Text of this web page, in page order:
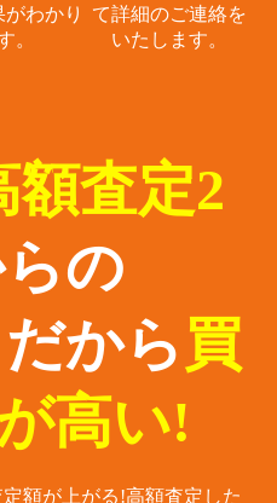
わかり
。
て詳細のご連絡を
いたします。
額査定2
の
から 買
高い!
額が上がる!高額査定した